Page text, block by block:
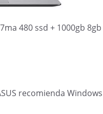
480 ssd + 1000gb
recomienda